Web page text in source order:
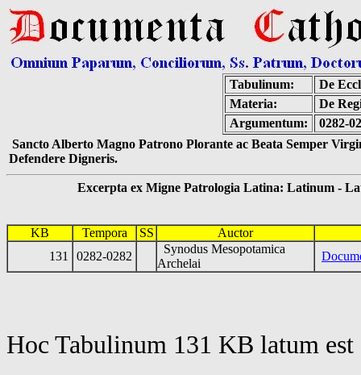
Tabulinum:
De
Materia:
De
Argumentum:
0282-
Sancto Alberto Magno Patrono Plorante ac Beata Semper
Defendere Digneris.
Excerpta ex Migne Patrologia Latina: Latinum -
KB Tempora SS
Auctor
131
0282-0282
Synodus Mesopotamica
Archelai
Hoc Tabulinum 131 KB latum